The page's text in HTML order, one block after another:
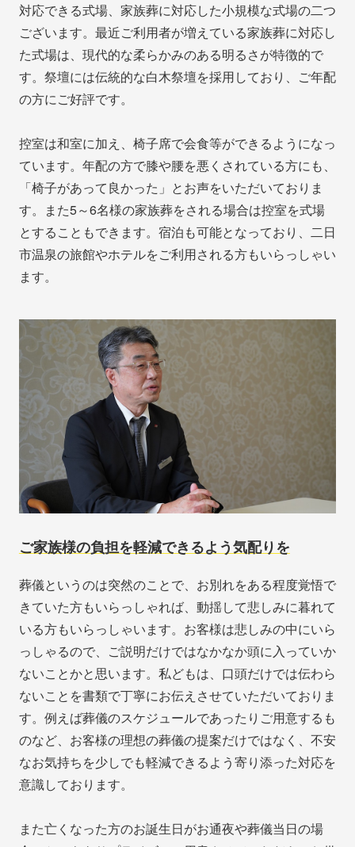
対応できる式場、家族葬に対応した小規模な式場の二つ
ございます。最近ご利用者が増えている家族葬に対応し
た式場は、現代的な柔らかみのある明るさが特徴的で
す。祭壇には伝統的な白木祭壇を採用しており、ご年配
の方にご好評です。
控室は和室に加え、椅子席で会食等ができるようになっ
ています。年配の方で膝や腰を悪くされている方にも、
「椅子があって良かった」とお声をいただいておりま
す。また5～6名様の家族葬をされる場合は控室を式場
とすることもできます。宿泊も可能となっており、二日
市温泉の旅館やホテルをご利用される方もいらっしゃい
ます。
ご家族様の負担を軽減できるよう気配りを
葬儀というのは突然のことで、お別れをある程度覚悟で
きていた方もいらっしゃれば、動揺して悲しみに暮れて
いる方もいらっしゃいます。お客様は悲しみの中にいら
っしゃるので、ご説明だけではなかなか頭に入っていか
ないことかと思います。私どもは、口頭だけでは伝わら
ないことを書類で丁寧にお伝えさせていただいておりま
す。例えば葬儀のスケジュールであったりご用意するも
のなど、お客様の理想の葬儀の提案だけではなく、不安
なお気持ちを少しでも軽減できるよう寄り添った対応を
意識しております。
また亡くなった方のお誕生日がお通夜や葬儀当日の場